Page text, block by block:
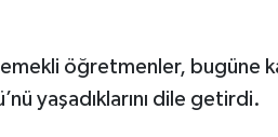
öğretmenler, bugüne
yaşadıklarını dile getirdi.